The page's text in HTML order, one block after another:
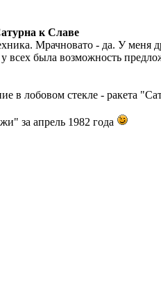
к Славе
Мрачновато - да. У меня
всех была возможность
в лобовом стекле - ракета
за апрель 1982 года